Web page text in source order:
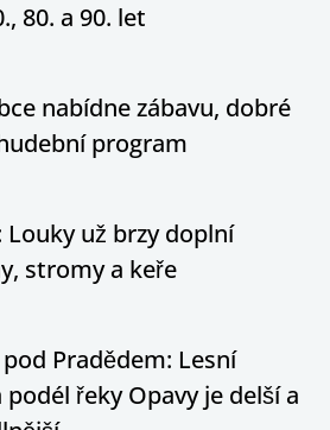
80. a 90. let
nabídne zábavu, dobré
program
Louky už brzy doplní
stromy a keře
Pradědem: Lesní
podél řeky Opavy je delší a